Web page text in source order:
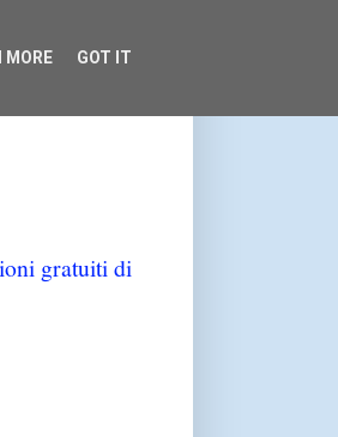
gratuiti di
MORE GOT IT